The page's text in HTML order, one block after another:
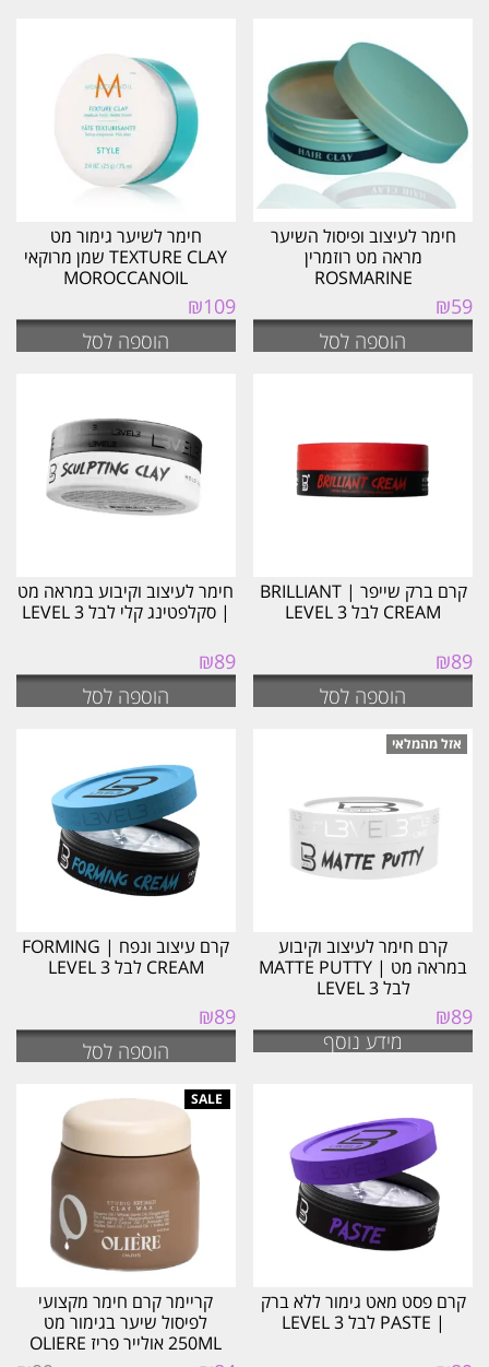
חימר לעיצוב ופיסול השיער
מראה מט רוזמרין
ROSMARINE
₪59
הוספה לסל
חימר לשיער גימור מט
TEXTURE CLAY שמן מרוקאי
MOROCCANOIL
₪109
הוספה לסל
קרם ברק שייפר | BRILLIANT
CREAM לבל LEVEL 3
₪89
הוספה לסל
חימר לעיצוב וקיבוע במראה מט
| סקלפטינג קלי לבל LEVEL 3
₪89
הוספה לסל
קרם חימר לעיצוב וקיבוע
במראה מט | MATTE PUTTY
לבל LEVEL 3
₪89
מידע נוסף
קרם עיצוב ונפח | FORMING
CREAM לבל LEVEL 3
₪89
הוספה לסל
קרם פסט מאט גימור ללא ברק
| PASTE לבל LEVEL 3
קריימר קרם חימר מקצועי
לפיסול שיער בגימור מט
250ML אולייר פריז OLIERE